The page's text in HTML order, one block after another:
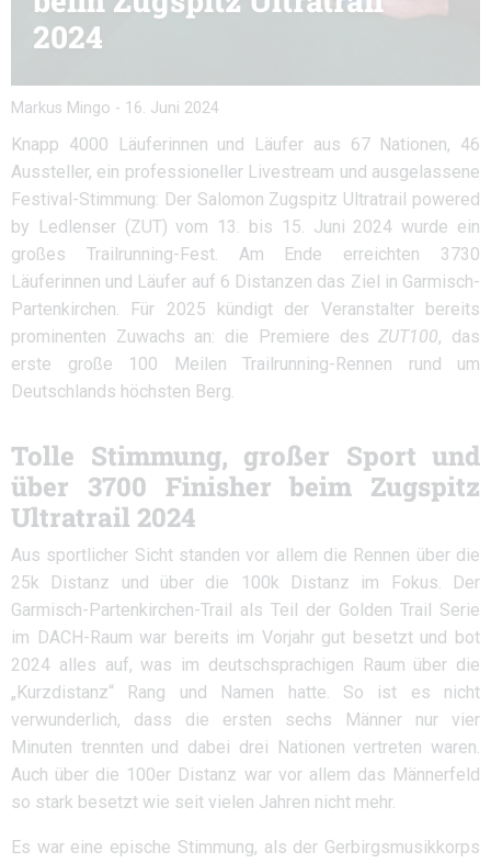
2024
Markus Mingo - 16. Juni 2024
Knapp 4000 Läuferinnen und Läufer aus 67 Nationen, 46
Aussteller, ein professioneller Livestream und ausgelassene
Festival-Stimmung: Der Salomon Zugspitz Ultratrail powered
by Ledlenser (ZUT) vom 13. bis 15. Juni 2024 wurde ein
großes Trailrunning-Fest. Am Ende erreichten 3730
Läuferinnen und Läufer auf 6 Distanzen das Ziel in Garmisch-
Partenkirchen. Für 2025 kündigt der Veranstalter bereits
prominenten Zuwachs an: die Premiere desZUT100, das
erste große 100 Meilen Trailrunning-Rennen rund um
Deutschlands höchsten Berg.
Tolle Stimmung, großer Sport und
über 3700 Finisher beim Zugspitz
Ultratrail 2024
Aus sportlicher Sicht standen vor allem die Rennen über die
25k Distanz und über die 100k Distanz im Fokus. Der
Garmisch-Partenkirchen-Trail als Teil der Golden Trail Serie
im DACH-Raum war bereits im Vorjahr gut besetzt und bot
2024 alles auf, was im deutschsprachigen Raum über die
„Kurzdistanz“ Rang und Namen hatte. So ist es nicht
verwunderlich, dass die ersten sechs Männer nur vier
Minuten trennten und dabei drei Nationen vertreten waren.
Auch über die 100er Distanz war vor allem das Männerfeld
so stark besetzt wie seit vielen Jahren nicht mehr.
Es war eine epische Stimmung, als der Gerbirgsmusikkorps